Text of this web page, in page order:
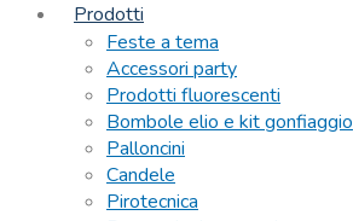
Prodotti
Feste a tema
Accessori party
Prodotti fluorescenti
Bombole elio e kit gonfiaggio
Palloncini
Candele
Pirotecnica